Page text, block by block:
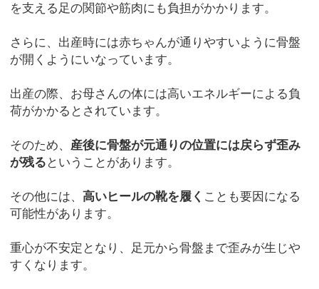
を支える足の関節や筋肉にも負担がかかります。
さらに、出産時には赤ちゃんが通りやすいように骨盤
が開くようにいなっています。
出産の際、お母さんの体には高いエネルギーによる負
荷がかかるとされています。
そのため、 産後に骨盤が元通りの位置には戻らず歪み
が残る ということがあります。
その他には、高いヒールの靴を履く ことも要因になる
可能性があります。
重心が不安定となり、足元から骨盤まで歪みが生じや
すくなります。